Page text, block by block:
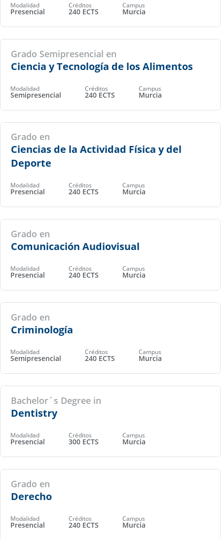
Modalidad
Presencial
Créditos
240 ECTS
Campus
Murcia
Grado Semipresencial en
Ciencia y Tecnología de los Alimentos
Modalidad
Semipresencial
Créditos
240 ECTS
Campus
Murcia
Grado en
Ciencias de la Actividad Física y del
Deporte
Modalidad
Presencial
Créditos
240 ECTS
Campus
Murcia
Grado en
Comunicación Audiovisual
Modalidad
Presencial
Créditos
240 ECTS
Campus
Murcia
Grado en
Criminología
Modalidad
Semipresencial
Créditos
240 ECTS
Campus
Murcia
Bachelor´s Degree in
Dentistry
Modalidad
Presencial
Créditos
300 ECTS
Campus
Murcia
Grado en
Derecho
Modalidad
Presencial
Créditos
240 ECTS
Campus
Murcia